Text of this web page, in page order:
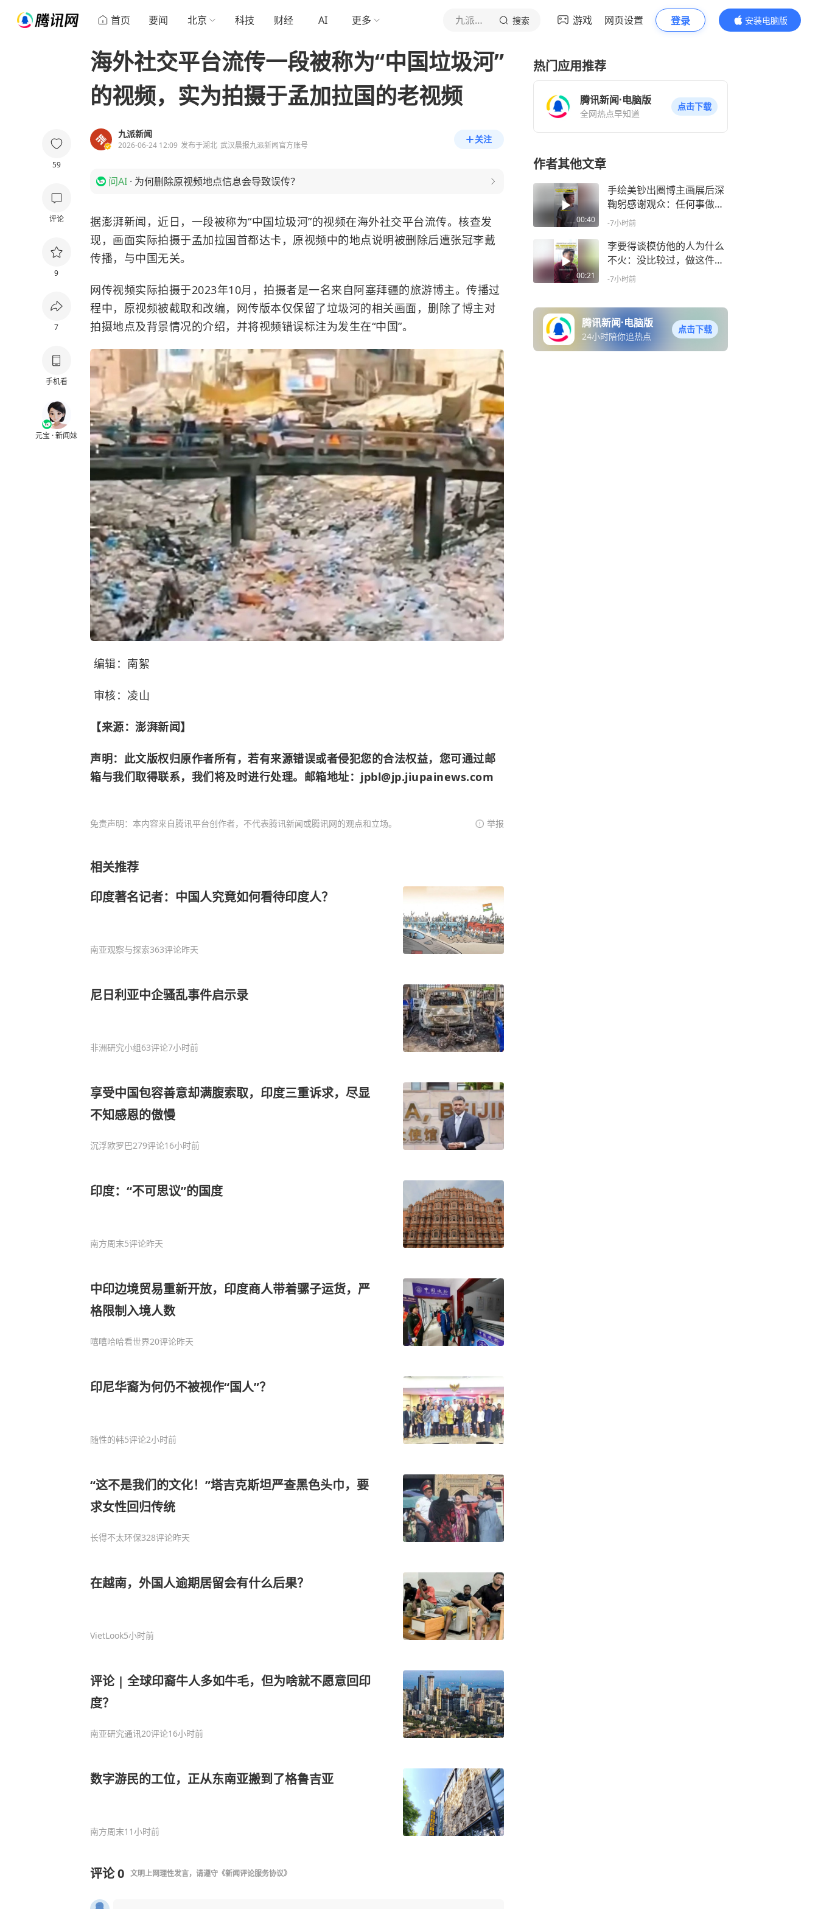
首页 要闻 北京 科技 财经 AI 更多 九派新闻 搜索 游戏 网页设置 登录
安装电脑版
内容更精彩
59
评论
9
7
手机看
元宝 · 新闻妹
海外社交平台流传一段被称为“中国垃圾河”
的视频，实为拍摄于孟加拉国的老视频
九派新闻
2026-06-24 12:09 发布于湖北 武汉晨报九派新闻官方账号
关注
问AI · 为何删除原视频地点信息会导致误传？
据澎湃新闻，近日，一段被称为“中国垃圾河”的视频在海外社交平台流传。核查发
现，画面实际拍摄于孟加拉国首都达卡，原视频中的地点说明被删除后遭张冠李戴
传播，与中国无关。
网传视频实际拍摄于2023年10月，拍摄者是一名来自阿塞拜疆的旅游博主。传播过
程中，原视频被截取和改编，网传版本仅保留了垃圾河的相关画面，删除了博主对
拍摄地点及背景情况的介绍，并将视频错误标注为发生在“中国”。
编辑：南絮
审核：凌山
【来源：澎湃新闻】
声明：此文版权归原作者所有，若有来源错误或者侵犯您的合法权益，您可通过邮
箱与我们取得联系，我们将及时进行处理。邮箱地址：jpbl@jp.jiupainews.com
免责声明：本内容来自腾讯平台创作者，不代表腾讯新闻或腾讯网的观点和立场。 举报
相关推荐
印度著名记者：中国人究竟如何看待印度人？
南亚观察与探索363评论昨天
尼日利亚中企骚乱事件启示录
非洲研究小组63评论7小时前
享受中国包容善意却满腹索取，印度三重诉求，尽显
不知感恩的傲慢
沉浮欧罗巴279评论16小时前
印度：“不可思议”的国度
南方周末5评论昨天
中印边境贸易重新开放，印度商人带着骡子运货，严
格限制入境人数
嘻嘻哈哈看世界20评论昨天
印尼华裔为何仍不被视作“国人”？
随性的韩5评论2小时前
“这不是我们的文化！”塔吉克斯坦严查黑色头巾，要
求女性回归传统
长得不太环保328评论昨天
在越南，外国人逾期居留会有什么后果？
VietLook5小时前
评论 | 全球印裔牛人多如牛毛，但为啥就不愿意回印
度？
南亚研究通讯20评论16小时前
数字游民的工位，正从东南亚搬到了格鲁吉亚
南方周末11小时前
评论0 文明上网理性发言，请遵守 《新闻评论服务协议》
热门应用推荐
腾讯新闻·电脑版
全网热点早知道
点击下载
作者其他文章
00:40
手绘美钞出圈博主画展后深
鞠躬感谢观众：任何事做到
极致就是艺术
-7小时前
00:21
李要得谈模仿他的人为什么
不火：没比较过，做这件事
我全心投入了，天时地利人
-7小时前
腾讯新闻·电脑版
24小时陪你追热点
点击下载